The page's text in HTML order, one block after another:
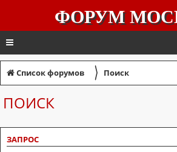
ФОРУМ
Список форумов 〉 Поиск
ПОИСК
ЗАПРОС